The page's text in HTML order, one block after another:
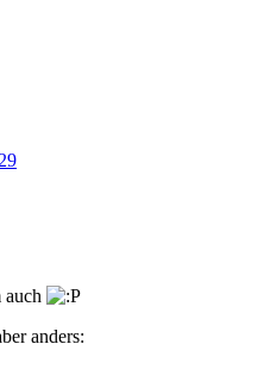
auch
anders: